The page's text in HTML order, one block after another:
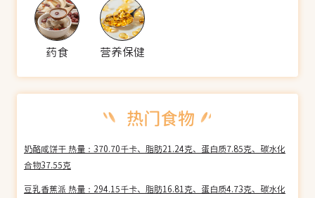
药食 营养保健
奶酪咸饼干 热量：370.70千卡、脂肪21.24克、蛋白质7.85克、碳水化
合物37.55克
豆乳香蕉派 热量：294.15千卡、脂肪16.81克、蛋白质4.73克、碳水化